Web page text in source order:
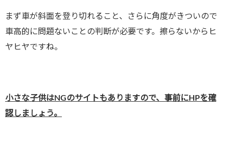
まず車が斜面を登り切れること、さらに角度がきついので
車高的に問題ないことの判断が必要です。擦らないからヒ
ヤヒヤですね。
小さな子供はNGのサイトもありますので、事前にHPを確
認しましょう。